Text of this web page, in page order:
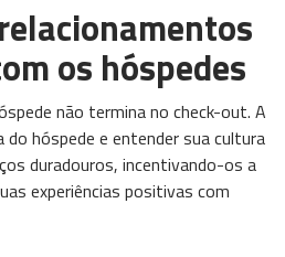
os hóspedes
não termina no check-out. A
do hóspede e entender sua cultura
duradouros, incentivando-os a
experiências positivas com